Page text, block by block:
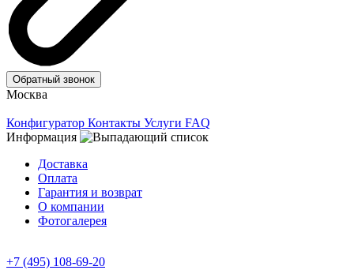
Обратный звонок
Москва
Конфигуратор Контакты Услуги FAQ
Информация
Доставка
Оплата
Гарантия и возврат
О компании
Фотогалерея
+7 (495) 108-69-20